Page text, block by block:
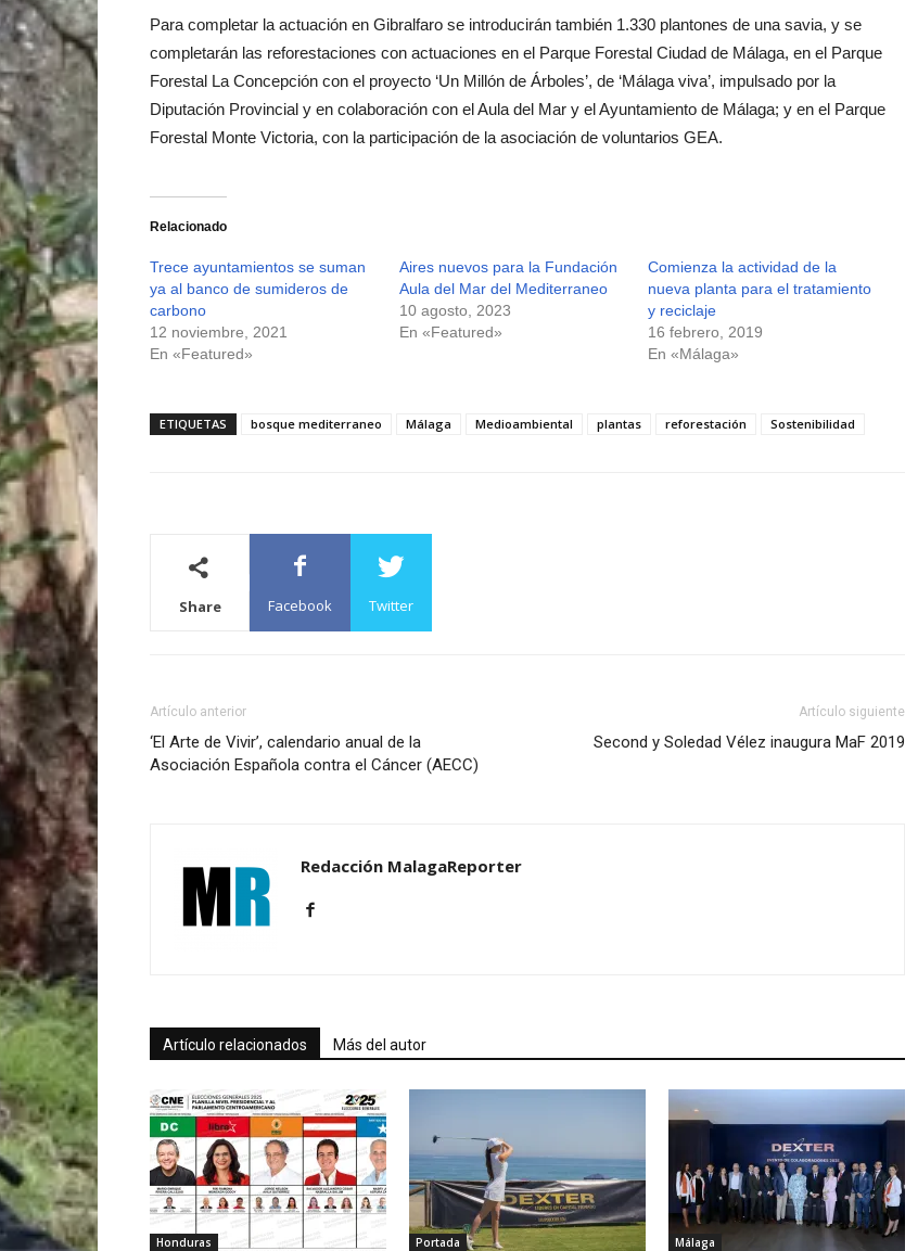
Para completar la actuación en Gibralfaro se introducirán también 1.330 plantones de una savia, y se
completarán las reforestaciones con actuaciones en el Parque Forestal Ciudad de Málaga, en el Parque
Forestal La Concepción con el proyecto ‘Un Millón de Árboles’, de ‘Málaga viva’, impulsado por la
Diputación Provincial y en colaboración con el Aula del Mar y el Ayuntamiento de Málaga; y en el Parque
Forestal Monte Victoria, con la participación de la asociación de voluntarios GEA.
Relacionado
Trece ayuntamientos se suman
ya al banco de sumideros de
carbono
12 noviembre, 2021
En «Featured»
Aires nuevos para la Fundación
Aula del Mar del Mediterraneo
10 agosto, 2023
En «Featured»
Comienza la actividad de la
nueva planta para el tratamiento
y reciclaje
16 febrero, 2019
En «Málaga»
ETIQUETAS bosque mediterraneo Málaga Medioambiental plantas reforestación Sostenibilidad
Share Facebook Twitter
Artículo anterior
‘El Arte de Vivir’, calendario anual de la
Asociación Española contra el Cáncer (AECC)
Artículo siguiente
Second y Soledad Vélez inaugura MaF 2019
Redacción MalagaReporter
Artículo relacionados Más del autor
Honduras Portada Málaga